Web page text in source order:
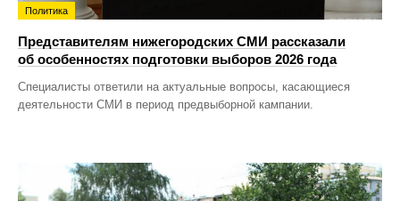
Политика
Представителям нижегородских СМИ рассказали
об особенностях подготовки выборов 2026 года
Специалисты ответили на актуальные вопросы, касающиеся
деятельности СМИ в период предвыборной кампании.